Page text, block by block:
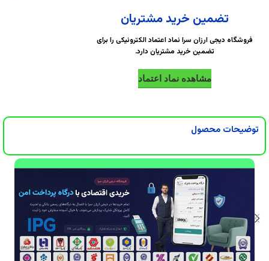
DigiArzanSara
DigiArzanSara
DigiArzanSara
DigiArzanSara
DigiArzanSara
DigiArzanSara
DigiArzanSara
DigiArzanSara
DigiArzanSara
DigiArzanSara
DigiArzanSara
تضمین خرید مشتریان
فروشگاه دیجی ارزان سرا نماد اعتماد الکترونیکی را برای
تضمین خرید مشتریان دارد.
مشاهده نماد اعتماد
توضیحات محصول